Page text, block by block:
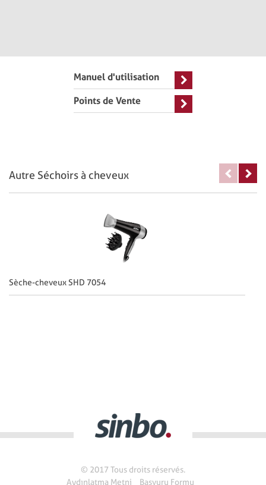
Manuel d'utilisation
Points de Vente
Autre Séchoirs à cheveux
Sèche-cheveux SHD 7054
© 2017 Tous droits réservés.
Aydınlatma Metni
Başvuru Formu